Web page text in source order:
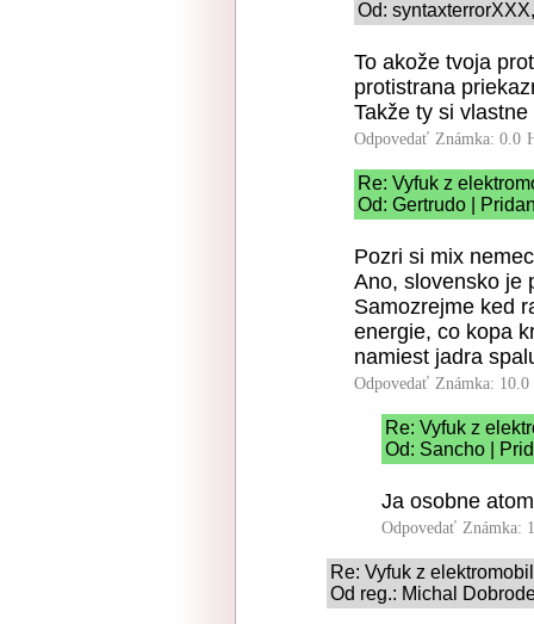
Od:
To akože tvoja
protistrana
Takže ty si
Odpovedať Známka: 0.0
Re: Vyfuk z
Od: Gertrudo |
Pozri si mix
Ano, slovensko je
Samozrejme ked
energie, co kopa
namiest jadra
Odpovedať Známka: 10.0
Re: Vyfuk z
Od: Sancho |
Ja osobne
Odpovedať Známka:
Re: Vyfuk z
Od reg.: Michal